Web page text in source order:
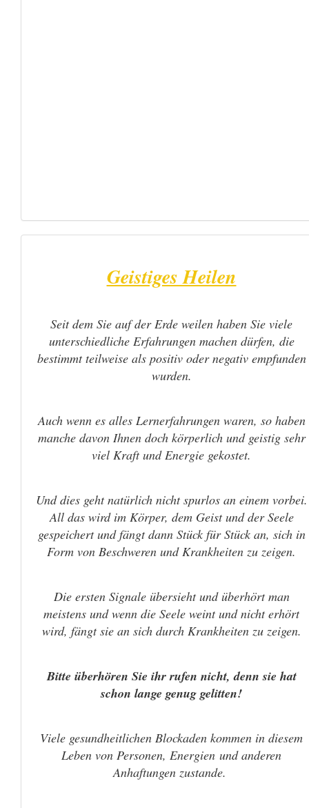
Geistiges Heilen
Seit dem Sie auf der Erde weilen haben Sie viele
unterschiedliche Erfahrungen machen dürfen, die
bestimmt teilweise als positiv oder negativ empfunden
wurden.
Auch wenn es alles Lernerfahrungen waren, so haben
manche davon Ihnen doch körperlich und geistig sehr
viel Kraft und Energie gekostet.
Und dies geht natürlich nicht spurlos an einem vorbei.
All das wird im Körper, dem Geist und der Seele
gespeichert und fängt dann Stück für Stück an, sich in
Form von Beschweren und Krankheiten zu zeigen.
Die ersten Signale übersieht und überhört man
meistens und wenn die Seele weint und nicht erhört
wird, fängt sie an sich durch Krankheiten zu zeigen.
Bitte überhören Sie ihr rufen nicht, denn sie hat
schon lange genug gelitten!
Viele gesundheitlichen Blockaden kommen in diesem
Leben von Personen, Energien und anderen
Anhaftungen zustande.